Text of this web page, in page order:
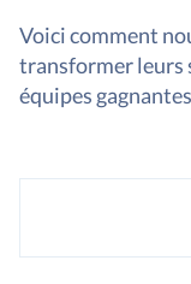
Voici comment
transformer leurs
équipes gagnantes